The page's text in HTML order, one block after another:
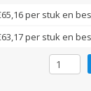
per stuk en
per stuk en